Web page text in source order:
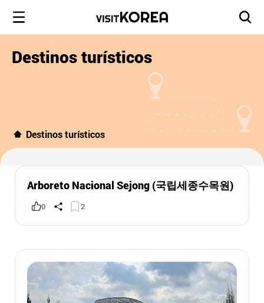
Destinos turísticos
Destinos turísticos
Arboreto Nacional Sejong (국립세종수목원)
0 2